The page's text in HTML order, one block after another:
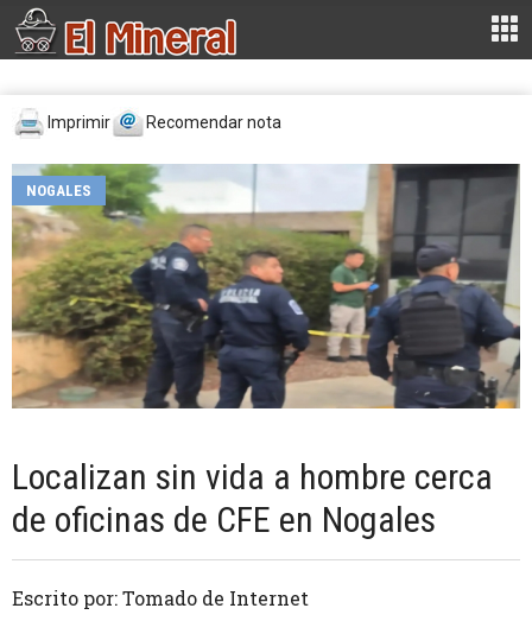
Imprimir Recomendar nota
NOGALES
Localizan sin vida a hombre cerca
de oficinas de CFE en Nogales
Escrito por: Tomado de Internet